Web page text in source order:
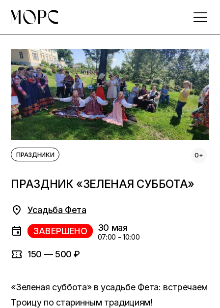
the
ПРАЗДНИКИ 0+
ПРАЗДНИК «ЗЕЛЕНАЯ СУББОТА»
Усадьба Фета
ЗАВЕРШЕНО 30 мая
07:00 - 10:00
150 — 500 ₽
«Зеленая суббота» в усадьбе Фета: встречаем
Троицу по старинным традициям!